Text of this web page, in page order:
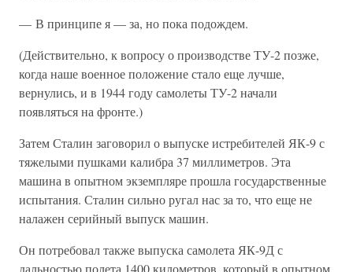
— В принципе я — за, но пока подождем.
(Действительно, к вопросу о производстве ТУ-2 позже,
когда наше военное положение стало еще лучше,
вернулись, и в 1944 году самолеты ТУ-2 начали
появляться на фронте.)
Затем Сталин заговорил о выпуске истребителей ЯК-9 с
тяжелыми пушками калибра 37 миллиметров. Эта
машина в опытном экземпляре прошла государственные
испытания. Сталин сильно ругал нас за то, что еще не
налажен серийный выпуск машин.
Он потребовал также выпуска самолета ЯК-9Д с
дальностью полета 1400 километров, который в опытном